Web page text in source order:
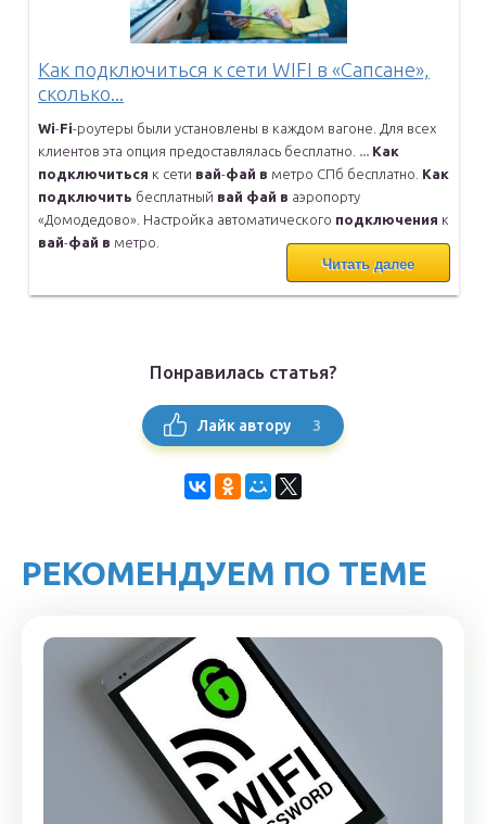
Как подключиться к сети WIFI в «Cапсане»,
сколько...
Wi-Fi-роутеры были установлены в каждом вагоне. Для всех
клиентов эта опция предоставлялась бесплатно. ... Как
подключиться к сети вай-фай в метро СПб бесплатно. Как
подключить бесплатный вай фай в аэропорту
«Домодедово». Настройка автоматического подключения к
вай-фай в метро.
Читать далее
Понравилась статья?
Лайк автору 3
РЕКОМЕНДУЕМ ПО ТЕМЕ